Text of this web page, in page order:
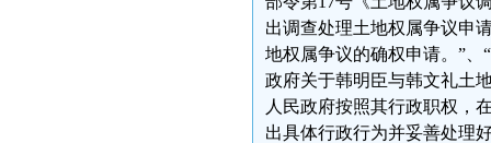
出调查处理土地权属争议申
地权属争议的确权申请。”、
政府关于韩明臣与韩文礼土
人民政府按照其行政职权，
出具体行政行为并妥善处理